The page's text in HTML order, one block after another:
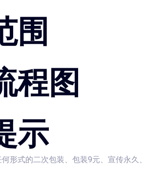
围
程图
示
形式的二次包装、包装9元、宣传永